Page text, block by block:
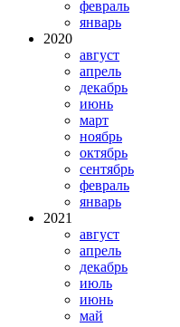
февраль
январь
2020
август
апрель
декабрь
июнь
март
ноябрь
октябрь
сентябрь
февраль
январь
2021
август
апрель
декабрь
июль
июнь
май